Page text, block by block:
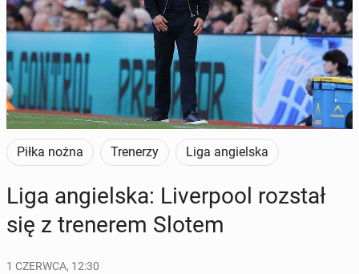
Piłka nożna Trenerzy Liga angielska
Liga an­giel­ska: Li­ver­po­ol rozstał
się z tre­ne­rem Slotem
1 CZERWCA, 12:30